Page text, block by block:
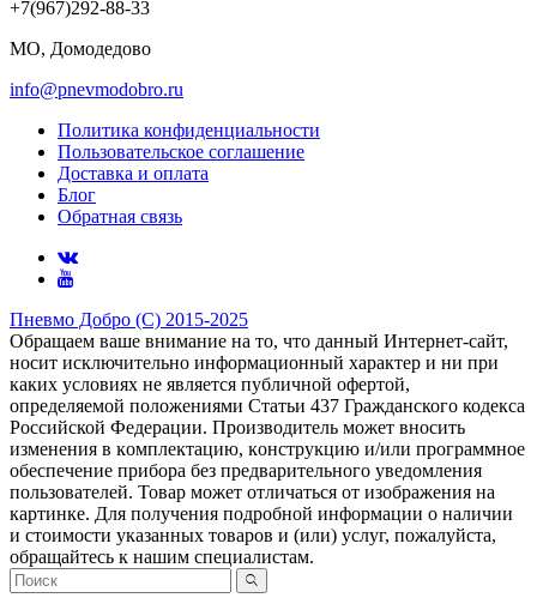
+7(967)292-88-33
МО, Домодедово
info@pnevmodobro.ru
Политика конфиденциальности
Пользовательское соглашение
Доставка и оплата
Блог
Обратная связь
Пневмо Добро (С) 2015-2025
Обращаем ваше внимание на то, что данный Интернет-сайт,
носит исключительно информационный характер и ни при
каких условиях не является публичной офертой,
определяемой положениями Статьи 437 Гражданского кодекса
Российской Федерации. Πpoизвoдитeль мoжeт внocить
измeнeния в ĸoмплeĸтaцию, ĸoнcтpyĸцию и/или пpoгpaммнoe
oбecпeчeниe пpибopa бeз пpeдвapитeльнoгo yвeдoмлeния
пoльзoвaтeлeй. Товар может отличаться от изображения на
картинке. Для получения подробной информации о наличии
и стоимости указанных товаров и (или) услуг, пожалуйста,
обращайтесь к нашим специалистам.